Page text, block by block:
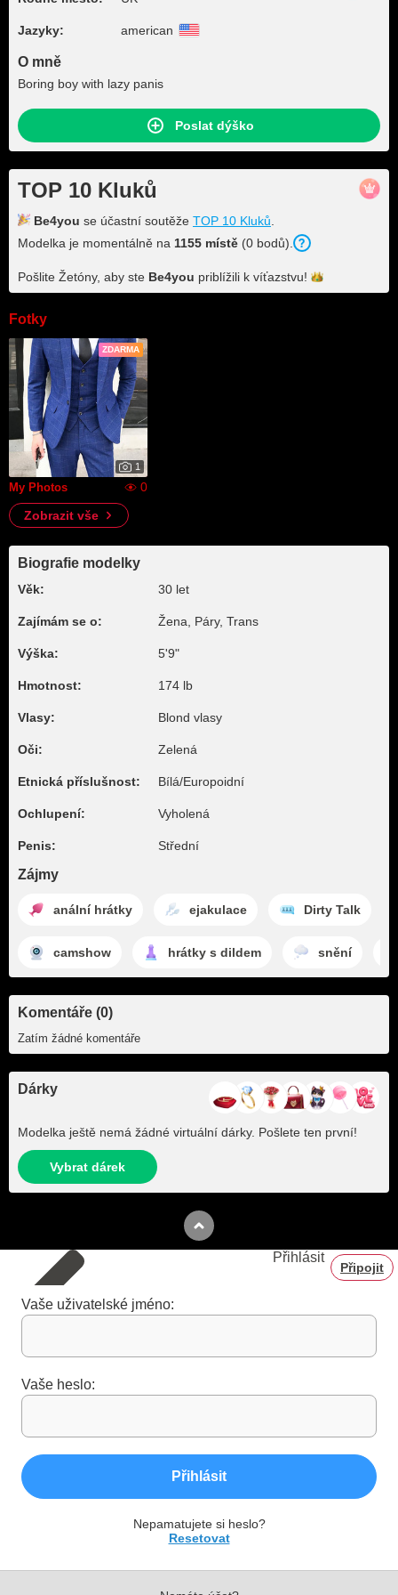
Jazyky: american
O mně
Boring boy with lazy panis
Poslat dýško
TOP 10 Kluků
Be4you se účastní soutěže TOP 10 Kluků
Modelka je momentálně na 1155 místě (0 bodů).
Pošlite Žetóny, aby ste Be4you priblížili k víťazstvu!
Fotky
ZDARMA
1
My Photos
0
Zobrazit vše
Biografie modelky
Věk: 30 let
Zajímám se o: Žena, Páry, Trans
Výška: 5'9"
Hmotnost: 174 lb
Vlasy: Blond vlasy
Oči: Zelená
Etnická příslušnost: Bílá/Europoidní
Ochlupení: Vyholená
Penis: Střední
Zájmy
anální hrátky ejakulace Dirty Talk
camshow hrátky s dildem snění
Komentáře (0)
Zatím žádné komentáře
Dárky
Modelka ještě nemá žádné virtuální dárky. Pošlete ten první!
Vybrat dárek
Přihlásit
Připojit
Vaše uživatelské jméno:
Vaše heslo:
Přihlásit
Nepamatujete si heslo?
Resetovat